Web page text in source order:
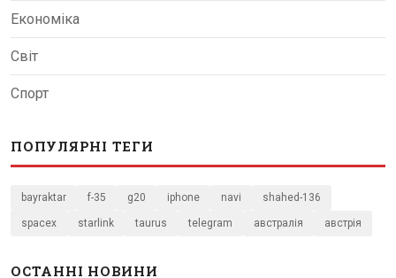
Економіка
Світ
Спорт
ПОПУЛЯРНІ ТЕГИ
bayraktar f-35 g20 iphone navi shahed-136
spacex starlink taurus telegram австралія австрія
ОСТАННІ НОВИНИ